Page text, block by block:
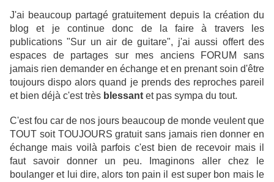
J'ai beaucoup partagé gratuitement depuis la création du
blog et je continue donc de la faire à travers les
publications "Sur un air de guitare", j'ai aussi offert des
espaces de partages sur mes anciens FORUM sans
jamais rien demander en échange et en prenant soin d'être
toujours dispo alors quand je prends des reproches pareil
et bien déjà c'est très blessant et pas sympa du tout.
C'est fou car de nos jours beaucoup de monde veulent que
TOUT soit TOUJOURS gratuit sans jamais rien donner en
échange mais voilà parfois c'est bien de recevoir mais il
faut savoir donner un peu. Imaginons aller chez le
boulanger et lui dire, alors ton pain il est super bon mais le